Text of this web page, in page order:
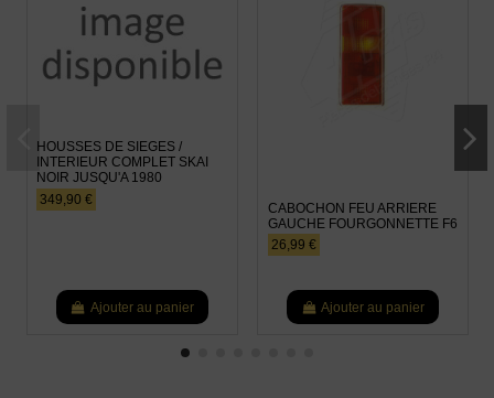
HOUSSES DE SIEGES /
INTERIEUR COMPLET SKAI
NOIR JUSQU'A 1980
349,90 €
Ajouter au panier
CABOCHON FEU ARRIERE
GAUCHE FOURGONNETTE F6
26,99 €
Ajouter au panier